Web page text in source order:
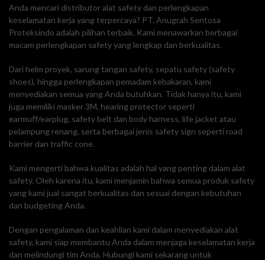
Anda mencari distributor alat safety dan perlengkapan
keselamatan kerja yang terpercaya? PT. Anugrah Sentosa
Proteksindo adalah pilihan terbaik. Kami menawarkan berbagai
macam perlengkapan safety yang lengkap dan berkualitas.
Dari helm proyek, sarung tangan safety, sepatu safety (safety
shoes), hingga perlengkapan pemadam kebakaran, kami
menyediakan semua yang Anda butuhkan. Tidak hanya itu, kami
juga memiliki masker 3M, hearing protector seperti
earmuff/earplug, safety belt dan body harness, life jacket atau
pelampung renang, serta berbagai jenis safety sign seperti road
barrier dan traffic cone.
Kami mengerti bahwa kualitas adalah hal yang penting dalam alat
safety. Oleh karena itu, kami menjamin bahwa semua produk safety
yang kami jual sangat berkualitas dan sesuai dengan kebutuhan
dan budgeting Anda.
Dengan pengalaman dan keahlian kami dalam menyediakan alat
safety, kami siap membantu Anda dalam menjaga keselamatan kerja
dan melindungi tim Anda. Hubungi kami sekarang untuk